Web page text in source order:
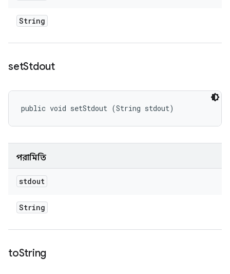
String
setStdout
public void setStdout (String stdout)
পরামিতি
stdout
String
toString